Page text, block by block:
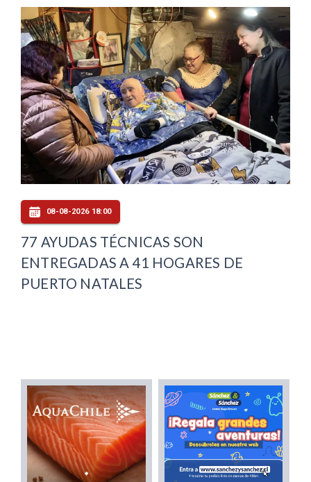
08-08-2026 18:00
77 AYUDAS TÉCNICAS SON
ENTREGADAS A 41 HOGARES DE
PUERTO NATALES